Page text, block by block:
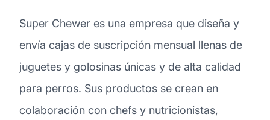
Super Chewer es una empresa que diseña y
envía cajas de suscripción mensual llenas de
juguetes y golosinas únicas y de alta calidad
para perros. Sus productos se crean en
colaboración con chefs y nutricionistas,